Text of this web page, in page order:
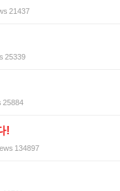
21437
25339
25884
!
134897